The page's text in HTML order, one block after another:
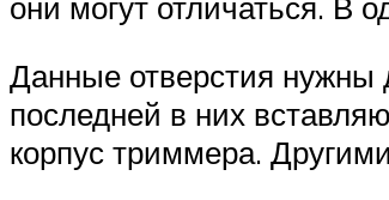
Данные отверстия нужны
последней в них
корпус триммера.